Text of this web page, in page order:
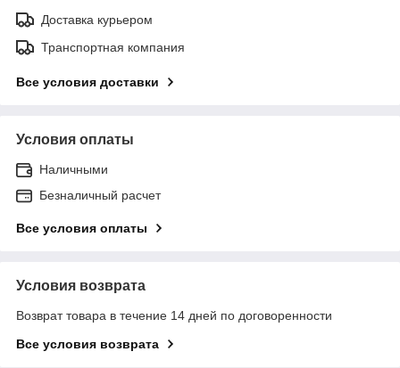
Доставка курьером
Транспортная компания
Все условия доставки
Условия оплаты
Наличными
Безналичный расчет
Все условия оплаты
Условия возврата
Возврат товара в течение 14 дней по договоренности
Все условия возврата